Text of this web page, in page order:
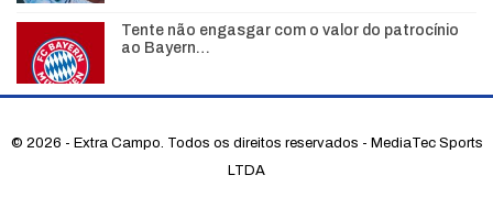
Tente não engasgar com o valor do patrocínio
ao Bayern…
© 2026 - Extra Campo. Todos os direitos reservados - MediaTec Sports
LTDA